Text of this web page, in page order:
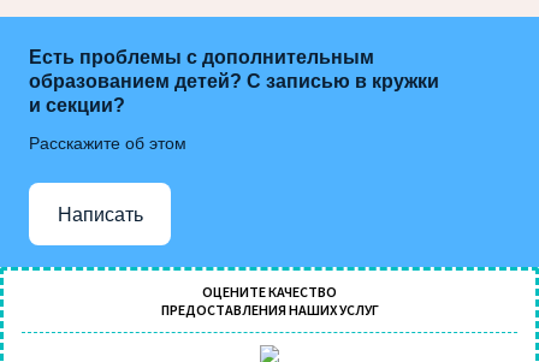
Есть проблемы с дополнительным
образованием детей? С записью в кружки
и секции?
Расскажите об этом
Написать
ОЦЕНИТЕ КАЧЕСТВО
ПРЕДОСТАВЛЕНИЯ НАШИХ УСЛУГ